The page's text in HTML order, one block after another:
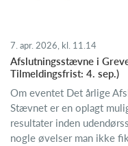
7. apr. 2026, kl. 11.14
Afslutningsstævne i
Tilmeldingsfrist: 4. sep.)
Om eventet Det årlige
Stævnet er en oplagt
resultater inden
nogle øvelser man ikke